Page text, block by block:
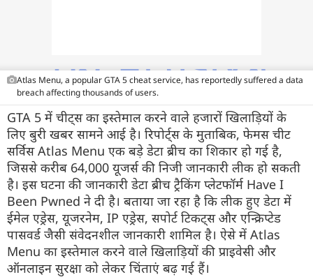
Atlas Menu, a popular GTA 5 cheat service, has reportedly suffered a data
breach affecting thousands of users.
GTA 5 में चीट्स का इस्तेमाल करने वाले हजारों खिलाड़ियों के
लिए बुरी खबर सामने आई है। रिपोर्ट्स के मुताबिक, फेमस चीट
सर्विस Atlas Menu एक बड़े डेटा ब्रीच का शिकार हो गई है,
जिससे करीब 64,000 यूजर्स की निजी जानकारी लीक हो सकती
है। इस घटना की जानकारी डेटा ब्रीच ट्रैकिंग प्लेटफॉर्म Have I
Been Pwned ने दी है। बताया जा रहा है कि लीक हुए डेटा में
ईमेल एड्रेस, यूजरनेम, IP एड्रेस, सपोर्ट टिकट्स और एन्क्रिप्टेड
पासवर्ड जैसी संवेदनशील जानकारी शामिल है। ऐसे में Atlas
Menu का इस्तेमाल करने वाले खिलाड़ियों की प्राइवेसी और
ऑनलाइन सुरक्षा को लेकर चिंताएं बढ़ गई हैं।